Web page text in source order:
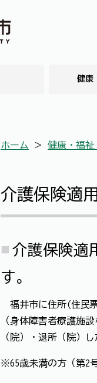
健康
ホーム ＞ 健康・福祉
介護保険適
介護保険適
す。
福井市に住所(住民
（身体障害者療護施
（院）・退所（院）
※65歳未満の方（第2